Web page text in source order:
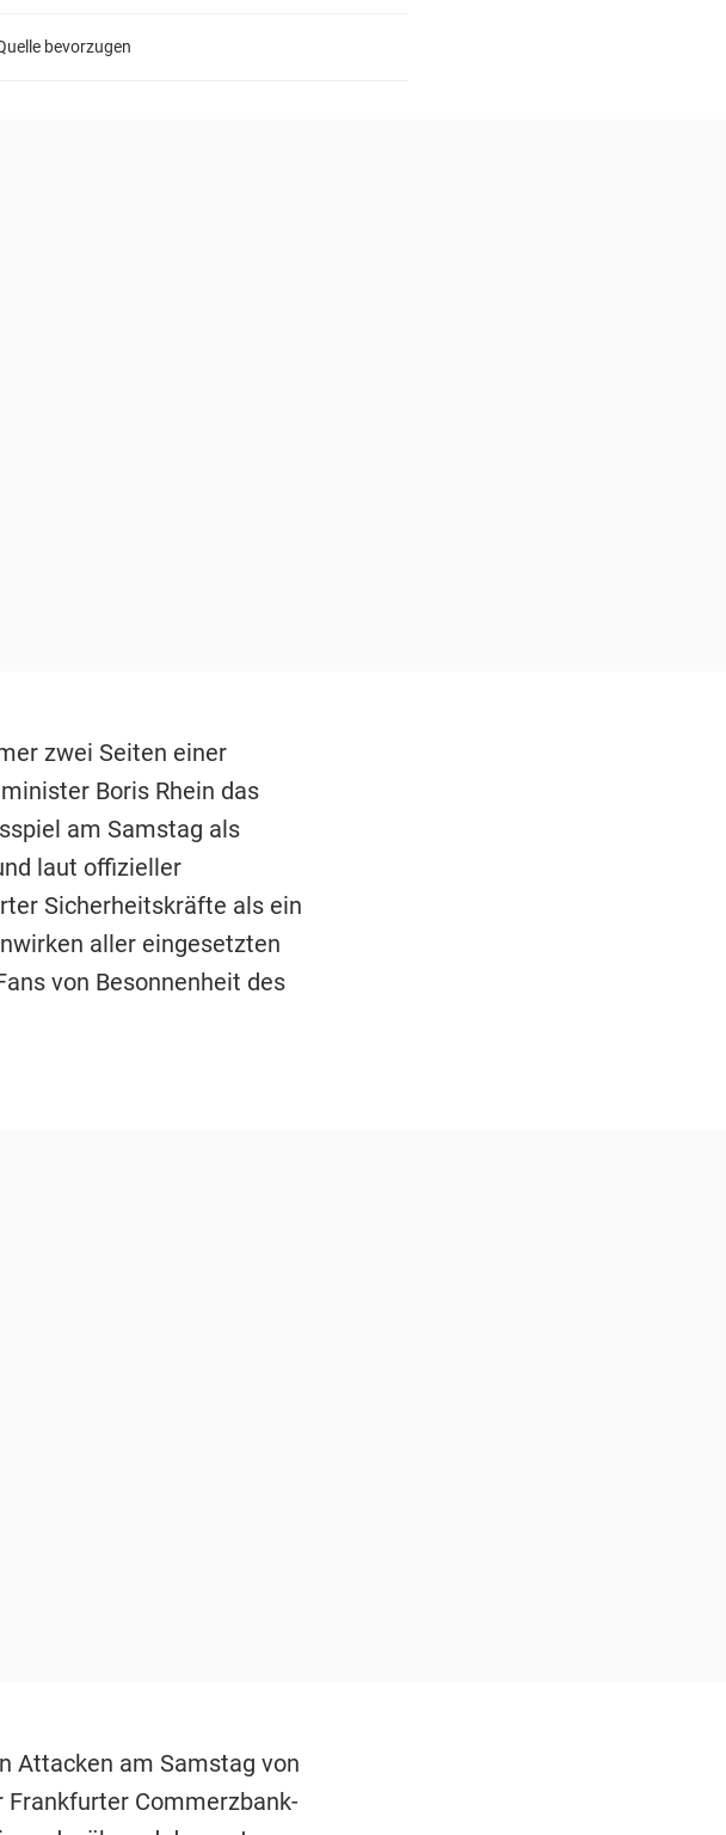
bevorzugen
zwei Seiten einer
Boris Rhein das
am Samstag als
laut offizieller
Sicherheitskräfte als ein
aller eingesetzten
von Besonnenheit des
Attacken am Samstag von
Frankfurter Commerzbank-